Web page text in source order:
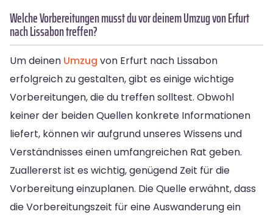
Welche Vorbereitungen musst du vor deinem Umzug von Erfurt
nach Lissabon treffen?
Um deinen Umzug von Erfurt nach Lissabon
erfolgreich zu gestalten, gibt es einige wichtige
Vorbereitungen, die du treffen solltest. Obwohl
keiner der beiden Quellen konkrete Informationen
liefert, können wir aufgrund unseres Wissens und
Verständnisses einen umfangreichen Rat geben.
Zuallererst ist es wichtig, genügend Zeit für die
Vorbereitung einzuplanen. Die Quelle erwähnt, dass
die Vorbereitungszeit für eine Auswanderung ein